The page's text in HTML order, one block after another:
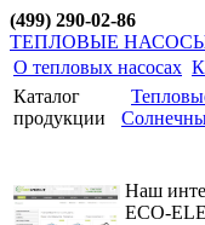
(499) 290-02-86
ТЕПЛОВЫЕ
О тепловых насосах
Каталог
продукции
Наш
ECO-